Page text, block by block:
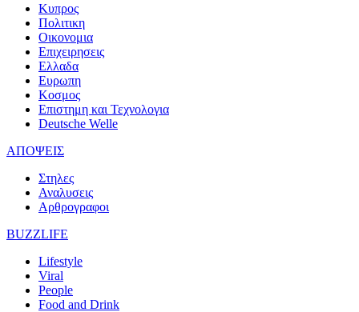
Κυπρος
Πολιτικη
Οικονομια
Επιχειρησεις
Ελλαδα
Ευρωπη
Κοσμος
Επιστημη και Τεχνολογια
Deutsche Welle
ΑΠΟΨΕΙΣ
Στηλες
Αναλυσεις
Αρθρογραφοι
BUZZLIFE
Lifestyle
Viral
People
Food and Drink